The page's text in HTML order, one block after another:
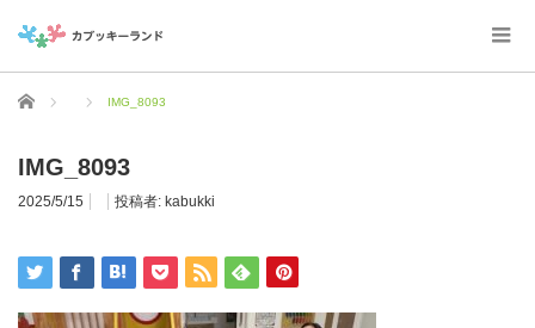
ホーム IMG_8093
IMG_8093
2025/5/15 投稿者: kabukki